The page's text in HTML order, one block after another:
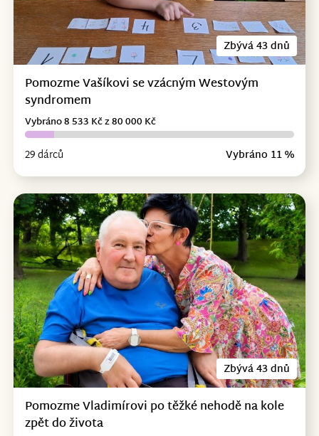
Zbývá 43 dnů
Pomozme Vašíkovi se vzácným Westovým
syndromem
29 dárců Vybráno 11 %
Vybráno 8 533 Kč z 80 000 Kč
Zbývá 43 dnů
Pomozme Vladimírovi po těžké nehodě na kole
zpět do života